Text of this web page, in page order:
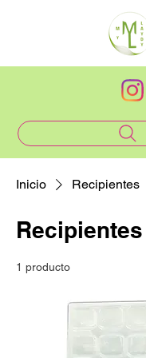
Inicio Recipientes
Recipientes
1 producto